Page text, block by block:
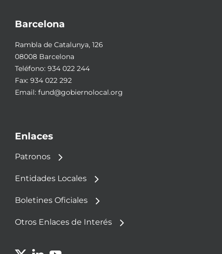
Barcelona
Rambla de Catalunya, 126
08008 Barcelona
Teléfono: 934 022 244
Fax: 934 022 292
Email: fund@gobiernolocal.org
Enlaces
Patronos
Entidades Locales
Boletines Oficiales
Otros Enlaces de Interés